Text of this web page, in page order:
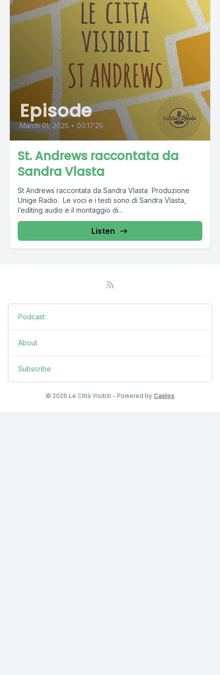
Episode
March 01, 2025 • 00:17:25
St. Andrews raccontata da
Sandra Vlasta
St Andrews raccontata da Sandra Vlasta Produzione
Unige Radio. Le voci e i testi sono di Sandra Vlasta,
l’editing audio e il montaggio di...
Listen
Podcast
About
Subscribe
© 2026 Le Città Visibili - Powered by Castos